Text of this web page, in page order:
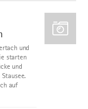
und
starten
und
auf